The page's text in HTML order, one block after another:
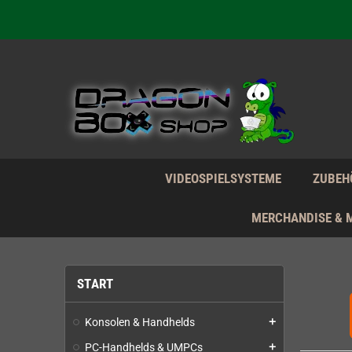
VIDEOSPIELSYSTEME
MERCHANDISE &
START
Konsolen & Handhelds add
PC-Handhelds & UMPCs add